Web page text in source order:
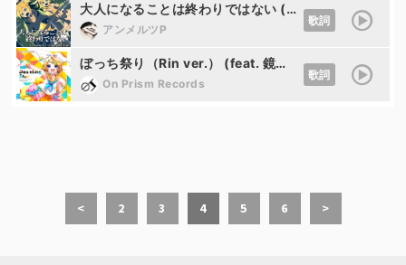
大人になることは終わりではない (feat. 鏡音リン&鏡音レン)
アンメルツP
歌詞
ぼっち祭り（Rin ver.） (feat. 鏡音リン)
On Prism Records
歌詞
< 2 3 4 5 6 >